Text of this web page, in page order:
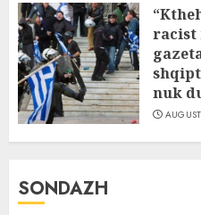
racist
nuk
SONDAZH